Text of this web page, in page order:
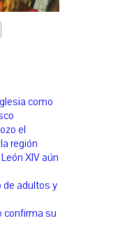
como
el
región
XIV aún
de adultos y
confirma su